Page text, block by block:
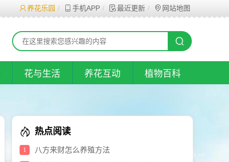
养花乐园 手机APP 最近更新 网站地图
花与生活 养花互动 植物百科
热点阅读
1 八方来财怎么养殖方法